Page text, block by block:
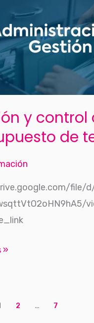
y control
de
file/
»
2 … 7